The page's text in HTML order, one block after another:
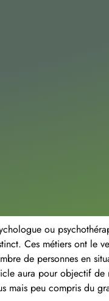
ou
Ces métiers ont le
de personnes en
aura pour objectif de
mais peu compris du